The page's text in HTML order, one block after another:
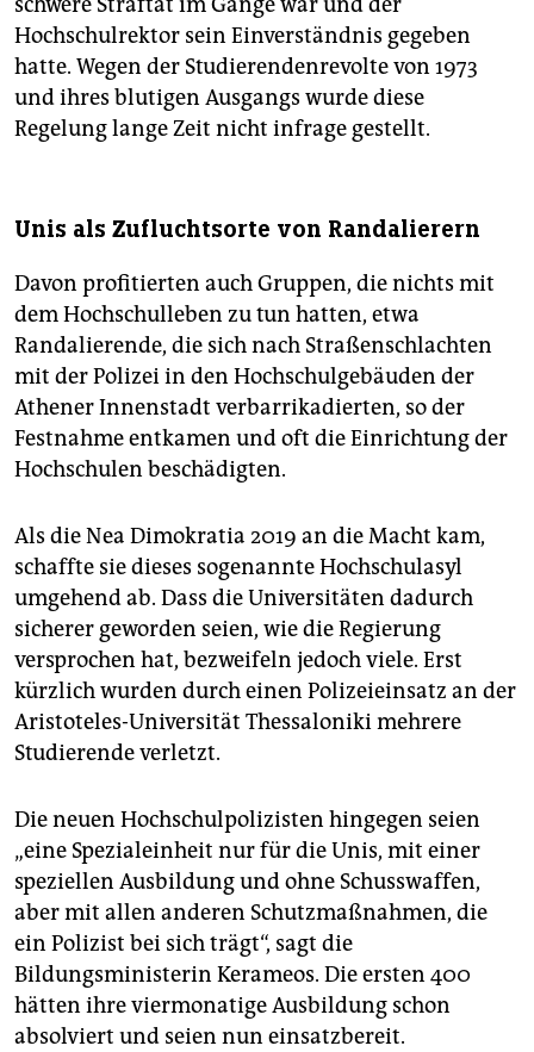
Hochschulrektor sein Einverständnis gegeben
hatte. Wegen der Studierendenrevolte von 1973
und ihres blutigen Ausgangs wurde diese
Regelung lange Zeit nicht infrage gestellt.
Unis als Zufluchtsorte von Randalierern
Davon profitierten auch Gruppen, die nichts mit
dem Hochschulleben zu tun hatten, etwa
Randalierende, die sich nach Straßenschlachten
mit der Polizei in den Hochschulgebäuden der
Athener Innenstadt verbarrikadierten, so der
Festnahme entkamen und oft die Einrichtung der
Hochschulen beschädigten.
Als die Nea Dimokratia 2019 an die Macht kam,
schaffte sie dieses sogenannte Hoch­schul­asyl
umgehend ab. Dass die Universitäten dadurch
sicherer geworden seien, wie die Regierung
versprochen hat, bezweifeln jedoch viele. Erst
kürzlich wurden durch einen Polizeieinsatz an der
Aristoteles-Universität Thessaloniki mehrere
Studierende verletzt.
Die neuen Hochschulpolizisten hingegen seien
„eine Spezialeinheit nur für die Unis, mit einer
speziellen Ausbildung und ohne Schusswaffen,
aber mit allen anderen Schutzmaßnahmen, die
ein Polizist bei sich trägt“, sagt die
Bildungsministerin Kerameos. Die ersten 400
hätten ihre viermonatige Ausbildung schon
absolviert und seien nun einsatzbereit.